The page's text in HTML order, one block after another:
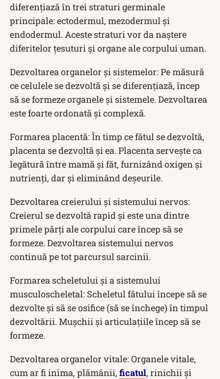
diferențiază în trei straturi germinale
principale: ectodermul, mezodermul și
endodermul. Aceste straturi vor da naștere
diferitelor țesuturi și organe ale corpului uman.
Dezvoltarea organelor și sistemelor: Pe măsură
ce celulele se dezvoltă și se diferențiază, încep
să se formeze organele și sistemele. Dezvoltarea
este foarte ordonată și complexă.
Formarea placentă: În timp ce fătul se dezvoltă,
placenta se dezvoltă și ea. Placenta servește ca
legătură între mamă și făt, furnizând oxigen și
nutrienți, dar și eliminând deșeurile.
Dezvoltarea creierului și sistemului nervos:
Creierul se dezvoltă rapid și este una dintre
primele părți ale corpului care încep să se
formeze. Dezvoltarea sistemului nervos
continuă pe tot parcursul sarcinii.
Formarea scheletului și a sistemului
musculoscheletal: Scheletul fătului începe să se
dezvolte și să se osifice (să se închege) în timpul
dezvoltării. Mușchii și articulațiile încep să se
formeze.
Dezvoltarea organelor vitale: Organele vitale,
cum ar fi inima, plămânii, ficatul, rinichii și